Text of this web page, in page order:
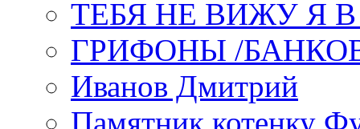
ТЕБЯ НЕ ВИЖУ Я
ГРИФОНЫ /
Иванов Дмитрий